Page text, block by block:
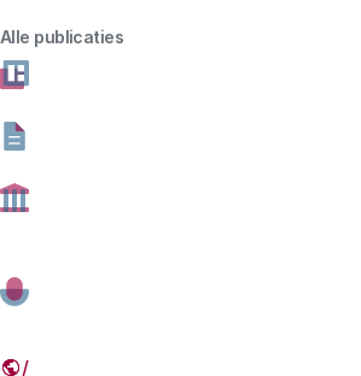
Alle publicaties
Thema
Gevonden resultaten: 554